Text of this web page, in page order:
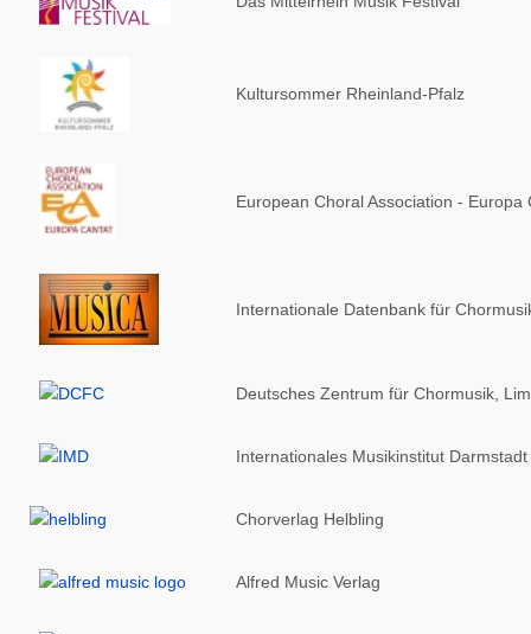
Kultursommer Rheinland-Pfalz
European Choral Association - Europa
Internationale Datenbank für
Deutsches Zentrum für Chormusik,
Internationales Musikinstitut
Chorverlag Helbling
Alfred Music Verlag